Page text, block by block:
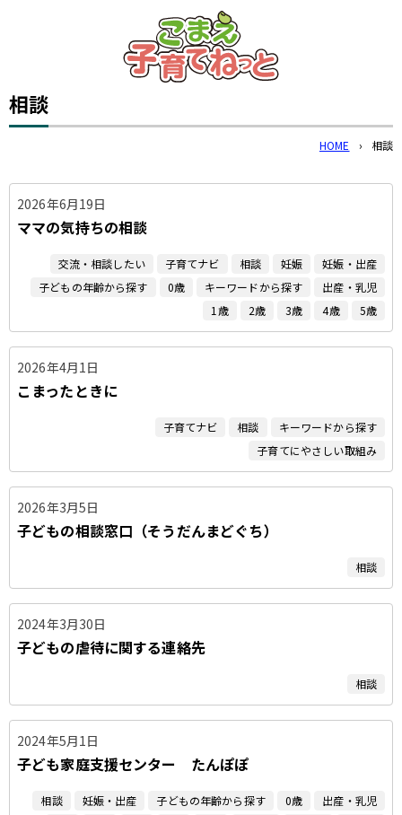
このページの本文へ
相談
HOME › 相談
2026年6月19日
ママの気持ちの相談
交流・相談したい 子育てナビ 相談 妊娠
妊娠・出産
子どもの年齢から探す
0歳 キーワードから探す
出産・乳児
1歳
2歳 3歳 4歳 5歳
2026年4月1日
こまったときに
子育てナビ 相談
キーワードから探す
子育てにやさしい取組み
2026年3月5日
子どもの相談窓口（そうだんまどぐち）
相談
2024年3月30日
子どもの虐待に関する連絡先
相談
2024年5月1日
子ども家庭支援センター たんぽぽ
相談 妊娠・出産 子どもの年齢から探す 0歳
出産・乳児